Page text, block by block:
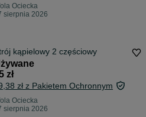
Ociecka
sierpnia 2026
kąpielowy 2 częściowy
zł
zł z Pakietem Ochronnym
Ociecka
sierpnia 2026